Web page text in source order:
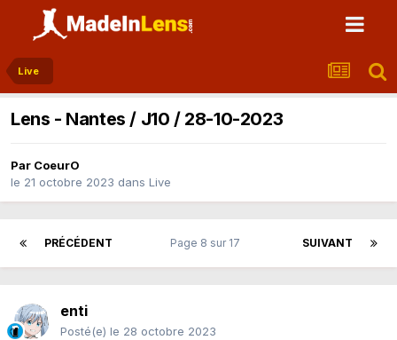
Live
Lens - Nantes / J10 / 28-10-2023
Par CoeurO
le 21 octobre 2023 dans Live
PRÉCÉDENT SUIVANT
Page 8 sur 17
enti
Posté(e) le 28 octobre 2023